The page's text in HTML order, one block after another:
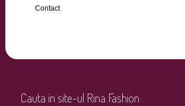
Contact
Cauta in site-ul Rina Fashion